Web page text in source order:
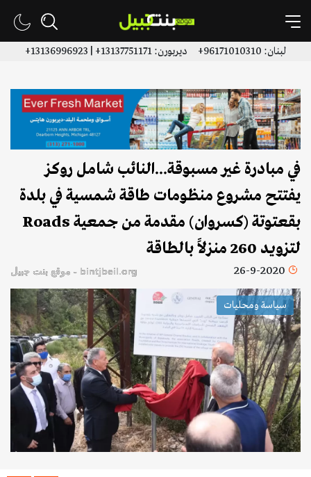
لبنان: 96171010310+ ديربورن: 13137751171+ | 13136996923+
في مبادرة غير مسبوقة...النائب شامل روكز
يفتتح مشروع منظومات طاقة شمسية في بلدة
بقعتوتة (كسروان) مقدمة من جمعية Roads
لتزويد 260 منزلاً بالطاقة
26-9-2020 bintjbeil.org - موقع بنت جبيل
سياسة ومحليات